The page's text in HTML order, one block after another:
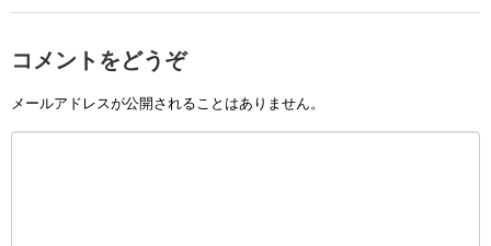
コメントをどうぞ
メールアドレスが公開されることはありません。